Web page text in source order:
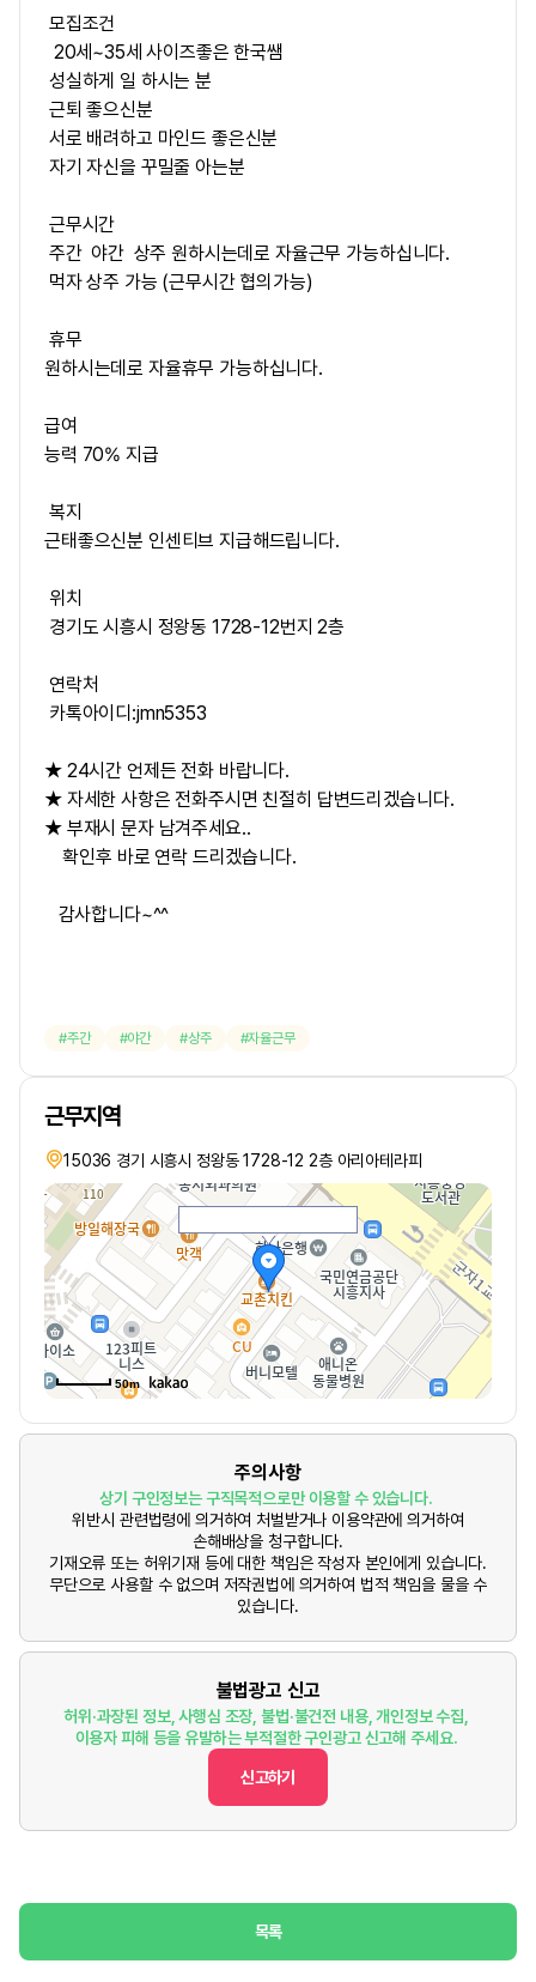
모집조건
20세~35세 사이즈좋은 한국쌤
성실하게 일 하시는 분
근퇴 좋으신분
서로 배려하고 마인드 좋은신분
자기 자신을 꾸밀줄 아는분
근무시간
주간 야간 상주 원하시는데로 자율근무 가능하십니다.
먹자 상주 가능 (근무시간 협의가능)
휴무
원하시는데로 자율휴무 가능하십니다.
급여
능력 70% 지급
복지
근태좋으신분 인센티브 지급해드립니다.
위치
경기도 시흥시 정왕동 1728-12번지 2층
연락처
카톡아이디:jmn5353
★ 24시간 언제든 전화 바랍니다.
★ 자세한 사항은 전화주시면 친절히 답변드리겠습니다.
★ 부재시 문자 남겨주세요..
확인후 바로 연락 드리겠습니다.
감사합니다~^^
주간 야간 상주 자율근무
근무지역
15036 경기 시흥시 정왕동 1728-12 2층 아리아테라피
50m
주의사항
상기 구인정보는 구직목적으로만 이용할 수 있습니다.
위반시 관련법령에 의거하여 처벌받거나 이용약관에 의거하여
손해배상을 청구합니다.
기재오류 또는 허위기재 등에 대한 책임은 작성자 본인에게 있습니다.
무단으로 사용할 수 없으며 저작권법에 의거하여 법적 책임을 물을 수
있습니다.
불법광고 신고
허위·과장된 정보, 사행심 조장, 불법·불건전 내용, 개인정보 수집,
이용자 피해 등을 유발하는 부적절한 구인광고 신고해 주세요.
신고하기
목록